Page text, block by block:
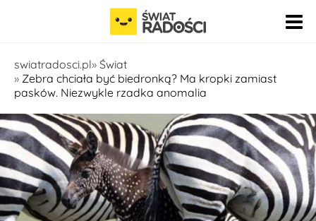
Pomiń nawigację
swiatradosci.pl Świat
Zebra chciała być biedronką? Ma kropki zamiast
pasków. Niezwykle rzadka anomalia